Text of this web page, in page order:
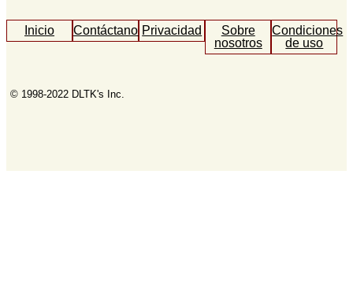
Inicio ContáctanosPrivacidad
Sobre
nosotros
Condiciones
de uso
© 1998-2022 DLTK's Inc.